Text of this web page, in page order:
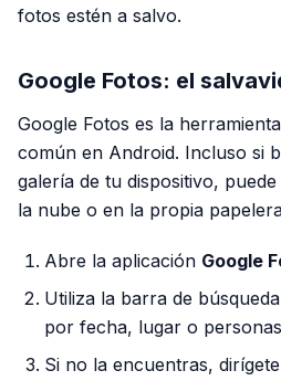
fotos estén a salvo.
Google Fotos: el
Google Fotos es la
común en Android. Incluso si
galería de tu dispositivo,
la nube o en la propia
Abre la aplicación Google
Utiliza la barra de
por fecha, lugar o
Si no la encuentras,